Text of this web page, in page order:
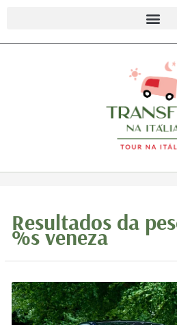
Resultados da
%sveneza
Transfer
Aeroporto
Veneza